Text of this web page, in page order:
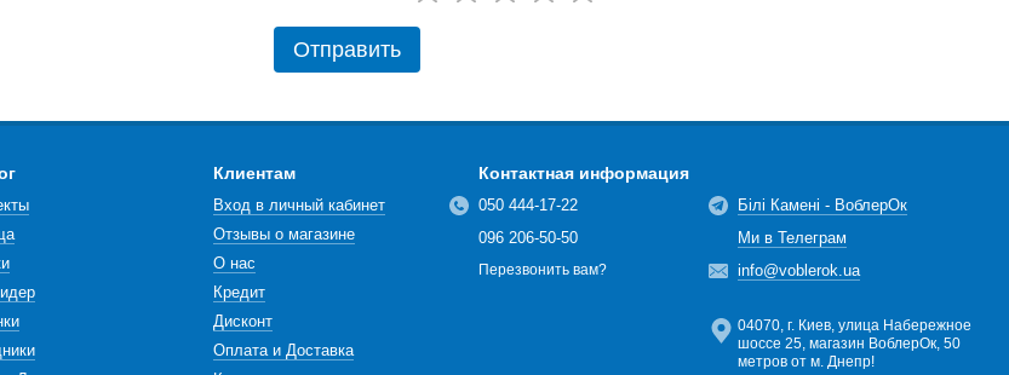
Отправить
Клиентам
Вход в личный кабинет
Отзывы о магазине
О нас
Кредит
Дисконт
Оплата и Доставка
Контактная информация
050 444-17-22
096 206-50-50
Перезвонить вам?
Білі Камені - ВоблерОк
Ми в Телеграм
info@voblerok.ua
04070, г. Киев, улица Набережное
шоссе 25, магазин ВоблерОк, 50
метров от м. Днепр!